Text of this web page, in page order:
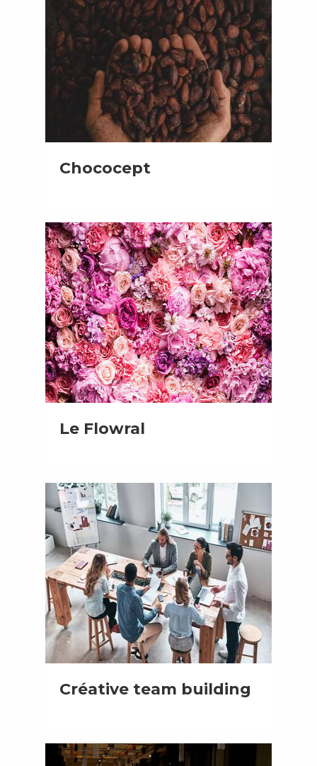
Chococept
Le Flowral
Créative team building